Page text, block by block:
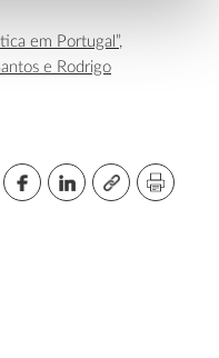
em Portugal”,
e Rodrigo